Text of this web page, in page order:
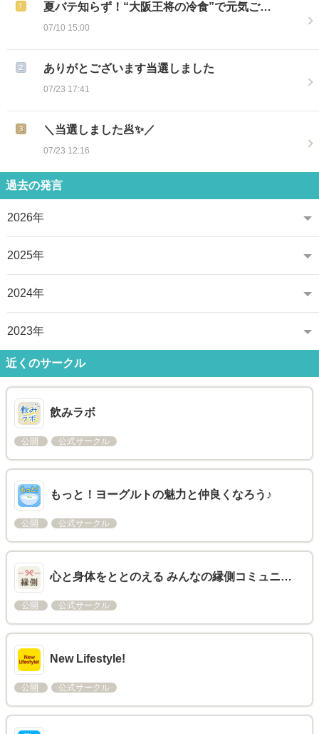
夏バテ知らず！“大阪王将の冷食”で元気ご…
07/10 15:00
ありがとございます当選しました
07/23 17:41
＼当選しました🥟✨／
07/23 12:16
過去の発言
2026年
2025年
2024年
2023年
近くのサークル
飲みラボ
公開 公式サークル
もっと！ヨーグルトの魅力と仲良くなろう♪
公開 公式サークル
心と身体をととのえる みんなの縁側コミュニ…
公開 公式サークル
New Lifestyle!
公開 公式サークル